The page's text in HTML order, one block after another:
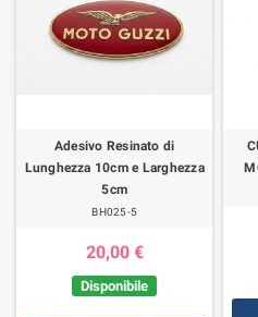
Adesivo Resinato di
Lunghezza 10cm e Larghezza
5cm
BH025-5
20,00 €
Disponibile